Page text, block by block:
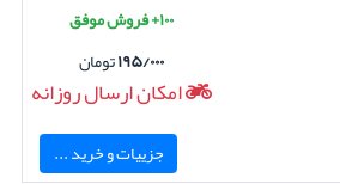
۱۰۰+ فروش موفق
۱۹۵/۰۰۰تومان
امکان ارسال روزانه
جزییات و خرید ...